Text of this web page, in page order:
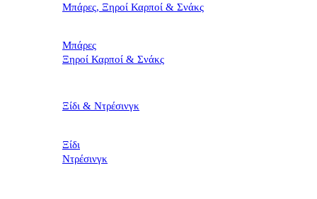
Μπάρες, Ξηροί Καρποί & Σνάκς
Μπάρες
Ξηροί Καρποί & Σνάκς
Ξίδι & Ντρέσινγκ
Ξίδι
Ντρέσινγκ